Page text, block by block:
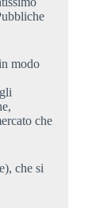
modo
che
che si